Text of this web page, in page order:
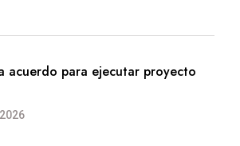
acuerdo para ejecutar proyecto